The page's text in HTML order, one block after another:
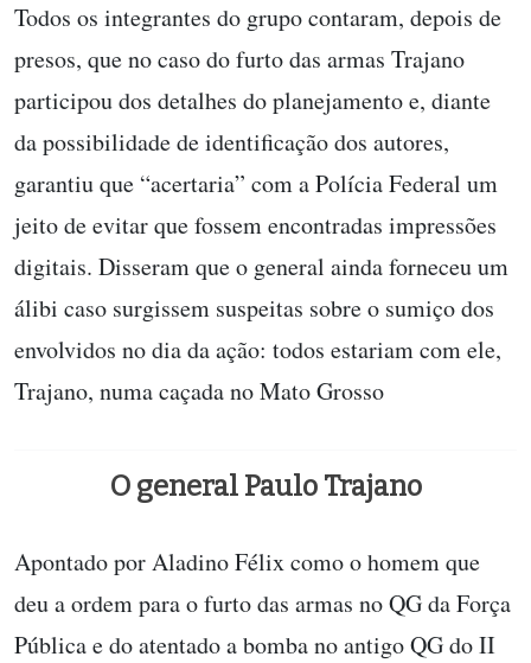
Todos os integrantes do grupo contaram, depois de
presos, que no caso do furto das armas Trajano
participou dos detalhes do planejamento e, diante
da possibilidade de identificação dos autores,
garantiu que “acertaria” com a Polícia Federal um
jeito de evitar que fossem encontradas impressões
digitais. Disseram que o general ainda forneceu um
álibi caso surgissem suspeitas sobre o sumiço dos
envolvidos no dia da ação: todos estariam com ele,
Trajano, numa caçada no Mato Grosso
O general Paulo Trajano
Apontado por Aladino Félix como o homem que
deu a ordem para o furto das armas no QG da Força
Pública e do atentado a bomba no antigo QG do II